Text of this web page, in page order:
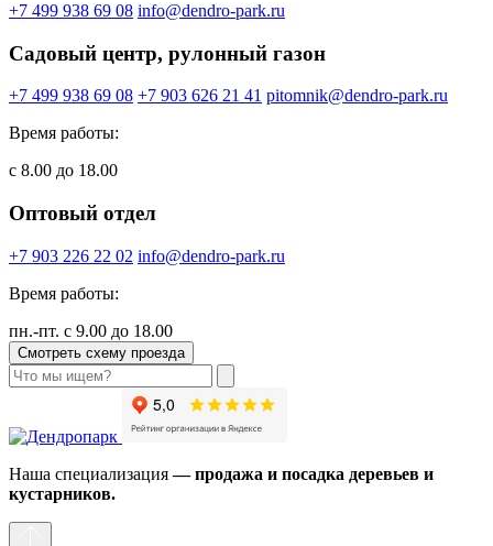
+7 499 938 69 08 info@dendro-park.ru
Садовый центр, рулонный газон
+7 499 938 69 08 +7 903 626 21 41 pitomnik@dendro-park.ru
Время работы:
с 8.00 до 18.00
Оптовый отдел
+7 903 226 22 02 info@dendro-park.ru
Время работы:
пн.-пт. с 9.00 до 18.00
Смотреть схему проезда
Наша специализация— продажа и посадка деревьев и
кустарников.